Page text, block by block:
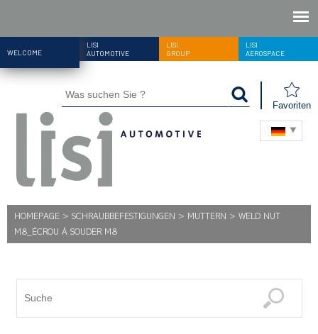
WELCOME
LISI
AUTOMOTIVE
LISI
GROUP
LISI
AEROSPACE
Favoriten
HOMEPAGE > SCHRAUBBEFESTIGUNGEN > MUTTERN > WELD NUT
M8_ÉCROU À SOUDER M8